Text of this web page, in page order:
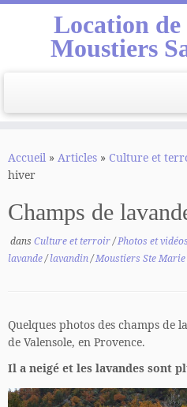
au
contenu
Location de
Moustiers
Accueil » Articles » Culture et
hiver
Champs de
dans Culture et terroir/Photos et vidéos
lavande/lavandin/Moustiers Ste Marie
Quelques photos des champs de
de Valensole, en Provence.
Il a neigé et les lavandes sont